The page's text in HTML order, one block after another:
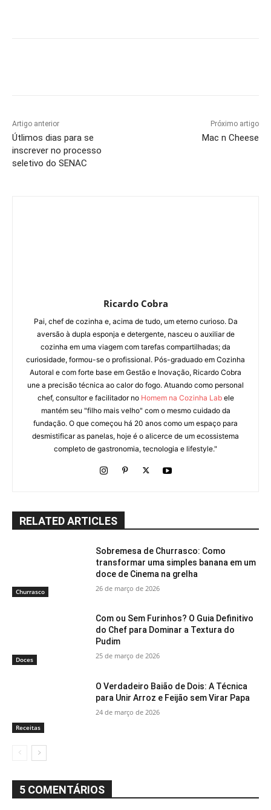
Artigo anterior
Útlimos dias para se
inscrever no processo
seletivo do SENAC
Próximo artigo
Mac n Cheese
Ricardo Cobra
Pai, chef de cozinha e, acima de tudo, um eterno curioso. Da
aversão à dupla esponja e detergente, nasceu o auxiliar de
cozinha em uma viagem com tarefas compartilhadas; da
curiosidade, formou-se o profissional. Pós-graduado em Cozinha
Autoral e com forte base em Gestão e Inovação, Ricardo Cobra
une a precisão técnica ao calor do fogo. Atuando como personal
chef, consultor e facilitador no Homem na Cozinha Labele
mantém seu "filho mais velho" com o mesmo cuidado da
fundação. O que começou há 20 anos como um espaço para
desmistificar as panelas, hoje é o alicerce de um ecossistema
completo de gastronomia, tecnologia e lifestyle."
RELATED ARTICLES
Churrasco
Sobremesa de Churrasco: Como
transformar uma simples banana em um
doce de Cinema na grelha
26 de março de 2026
Doces
Com ou Sem Furinhos? O Guia Definitivo
do Chef para Dominar a Textura do
Pudim
25 de março de 2026
Receitas
O Verdadeiro Baião de Dois: A Técnica
para Unir Arroz e Feijão sem Virar Papa
24 de março de 2026
5 COMENTÁRIOS